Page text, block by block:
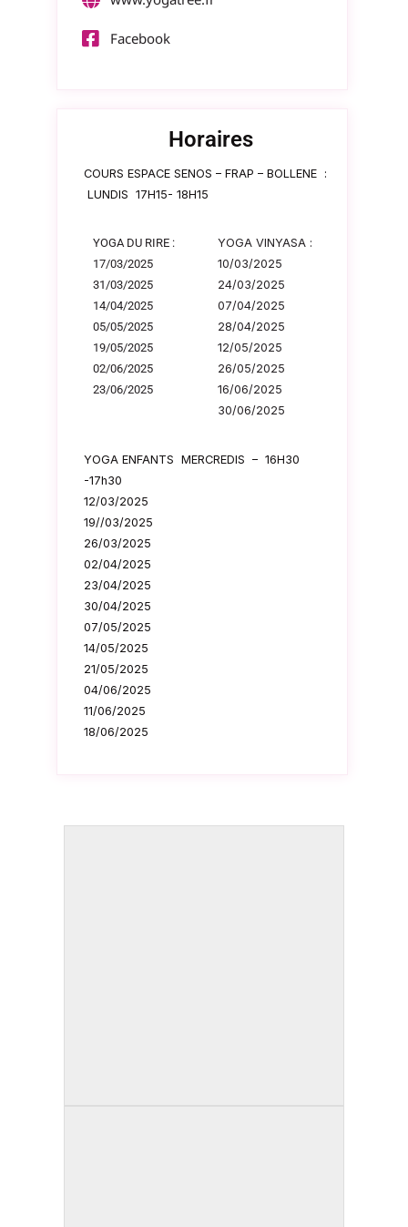
Facebook
Horaires
COURS ESPACE SENOS – FRAP – BOLLENE :
LUNDIS 17H15- 18H15
YOGA DU RIRE :
17/03/2025
31/03/2025
14/04/2025
05/05/2025
19/05/2025
02/06/2025
23/06/2025
YOGA VINYASA :
10/03/2025
24/03/2025
07/04/2025
28/04/2025
12/05/2025
26/05/2025
16/06/2025
30/06/2025
YOGA ENFANTS MERCREDIS – 16H30
-17h30
12/03/2025
19//03/2025
26/03/2025
02/04/2025
23/04/2025
30/04/2025
07/05/2025
14/05/2025
21/05/2025
04/06/2025
11/06/2025
18/06/2025